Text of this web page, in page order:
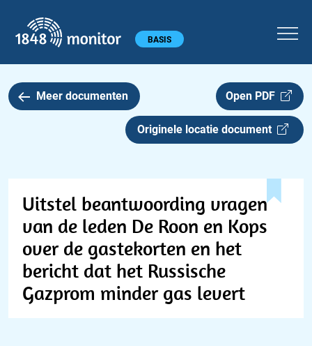
Hoofdmenu BASIS
Meer documenten Open PDF
Originele locatie document
Uitstel beantwoording vragen
van de leden De Roon en Kops
over de gastekorten en het
bericht dat het Russische
Gazprom minder gas levert